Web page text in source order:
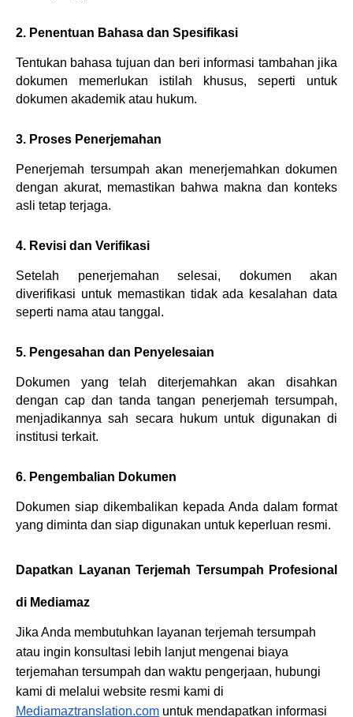
2. Penentuan Bahasa dan Spesifikasi
Tentukan bahasa tujuan dan beri informasi tambahan jika
dokumen memerlukan istilah khusus, seperti untuk
dokumen akademik atau hukum.
3. Proses Penerjemahan
Penerjemah tersumpah akan menerjemahkan dokumen
dengan akurat, memastikan bahwa makna dan konteks
asli tetap terjaga.
4. Revisi dan Verifikasi
Setelah penerjemahan selesai, dokumen akan
diverifikasi untuk memastikan tidak ada kesalahan data
seperti nama atau tanggal.
5. Pengesahan dan Penyelesaian
Dokumen yang telah diterjemahkan akan disahkan
dengan cap dan tanda tangan penerjemah tersumpah,
menjadikannya sah secara hukum untuk digunakan di
institusi terkait.
6. Pengembalian Dokumen
Dokumen siap dikembalikan kepada Anda dalam format
yang diminta dan siap digunakan untuk keperluan resmi.
Dapatkan Layanan Terjemah Tersumpah Profesional
di Mediamaz
Jika Anda membutuhkan layanan terjemah tersumpah
atau ingin konsultasi lebih lanjut mengenai biaya
terjemahan tersumpah dan waktu pengerjaan, hubungi
Mediamaztranslation.com untuk mendapatkan informasi